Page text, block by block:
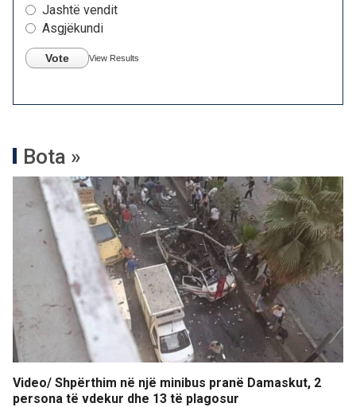
Jashtë vendit
Asgjëkundi
Vote View Results
Bota »
Video/ Shpërthim në një minibus pranë Damaskut, 2
persona të vdekur dhe 13 të plagosur